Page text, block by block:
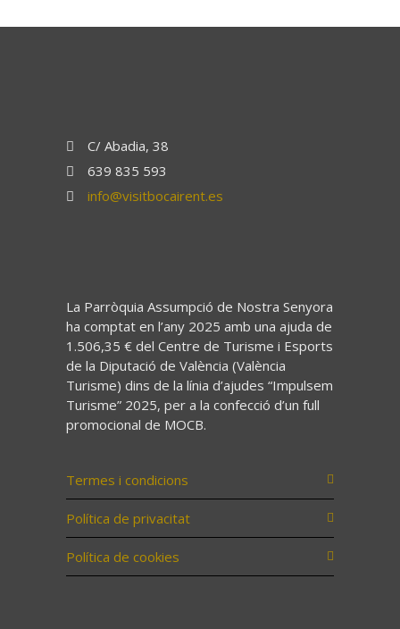
C/ Abadia, 38
639 835 593
info@visitbocairent.es
La Parròquia Assumpció de Nostra Senyora
ha comptat en l’any 2025 amb una ajuda de
1.506,35 € del Centre de Turisme i Esports
de la Diputació de València (València
Turisme) dins de la línia d’ajudes “Impulsem
Turisme” 2025, per a la confecció d’un full
promocional de MOCB.
Termes i condicions
Política de privacitat
Política de cookies